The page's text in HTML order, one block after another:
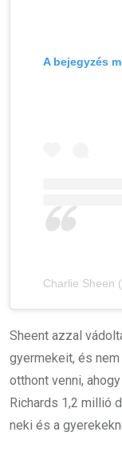
A bejegyzés
Charlie Sheen
Sheent azzal
gyermekeit, és
otthont venni,
Richards 1,2 millió
neki és a